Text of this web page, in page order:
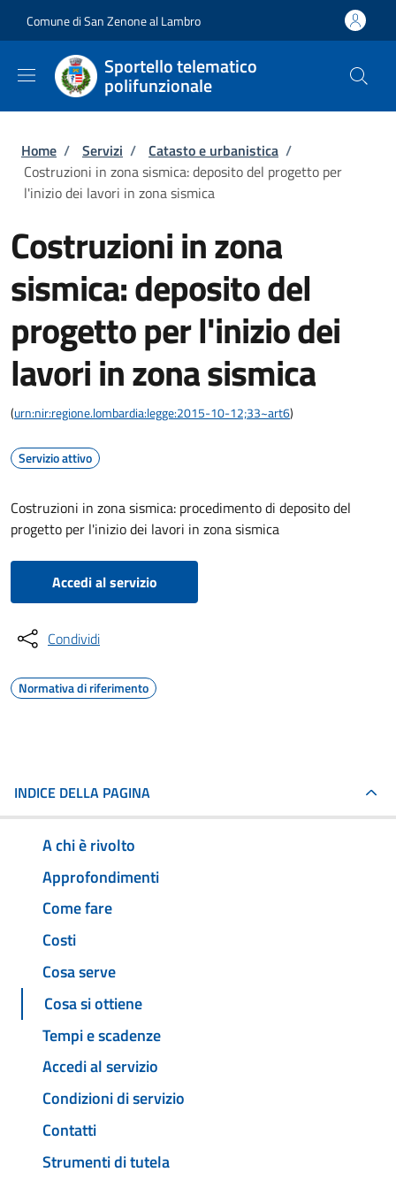
Comune di San Zenone al Lambro
Sportello telematico
polifunzionale
Briciole di pane
Home / Servizi / Catasto e urbanistica /
Costruzioni in zona sismica: deposito del progetto per
l'inizio dei lavori in zona sismica
Costruzioni in zona
sismica: deposito del
progetto per l'inizio dei
lavori in zona sismica
(urn:nir:regione.lombardia:legge:2015-10-12;33~art6)
Servizio attivo
Costruzioni in zona sismica: procedimento di deposito del
progetto per l'inizio dei lavori in zona sismica
Accedi al servizio
Condividi
Normativa di riferimento
INDICE DELLA PAGINA
A chi è rivolto
Approfondimenti
Come fare
Costi
Cosa serve
Cosa si ottiene
Tempi e scadenze
Accedi al servizio
Condizioni di servizio
Contatti
Strumenti di tutela